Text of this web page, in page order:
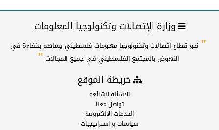
وزارة الإتصالات وتكنولوجيا المعلومات
" نحو قطاع اتصالات وتكنولوجيا معلومات فلسطيني يساهم بكفاءة في
النهوض بالمجتمع الفلسطيني في جميع المجالات"
خريطة الموقع
الأسئلة الشائعة
تواصل معنا
الخدمات الالكترونية
سياسات و استراتيجيات